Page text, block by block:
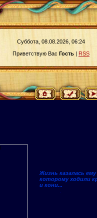
Суббота, 08.08.2026, 06:24
Приветствую Вас Гость | RSS
Жизнь казалась
которому ходили
и кони...